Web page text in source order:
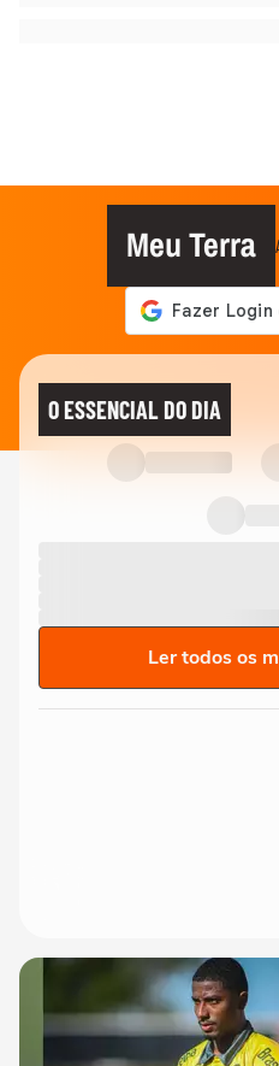
Meu Terra
O ESSENCIAL DO DIA
Ler todos os